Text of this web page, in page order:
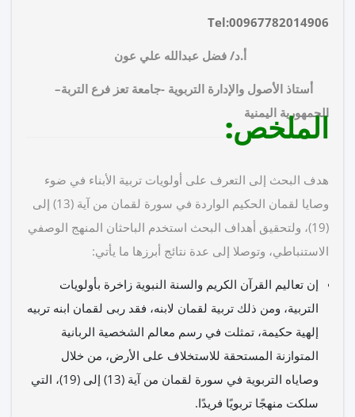
Tel:00967782014906
أ.د/فضل عبدالله علي عون
أستاذ الأصول والإدارة التربوية -جامعة تعز فرع التربة–
الجمهورية اليمنية
الملخص:
هدف البحث إلى التعرف على أولويات تربية الأبناء في ضوء
وصايا لقمان الحكيم الواردة في سورة لقمان من آية (13) إلى
(19)، ولتحقيق أهداف البحث استخدم الباحثان المنهج الوصفي
الاستنباطي، وتوصلا إلى عدة نتائج أبرزها ما يأتي:
إن تعاليم القرآن الكريم والسنة النبوية زاخرة بأولويات
التربية، ومن ذلك تربية لقمان لابنه، فقد ربى لقمان ابنه تربيه
إلهية حكيمة، تمثلت في رسم معالم الشخصية الربانية
المتوازنة المستحقة للاستخلاف على الأرض، من خلال
وصاياه التربوية في سورة لقمان من آية (13) إلى (19)، التي
سلكت منهجًا تربويًا فريدًا.